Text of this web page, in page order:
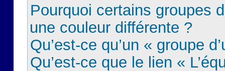
Pourquoi certains groupes
une couleur différente ?
Qu’est-ce qu’un « groupe
Qu’est-ce que le lien «